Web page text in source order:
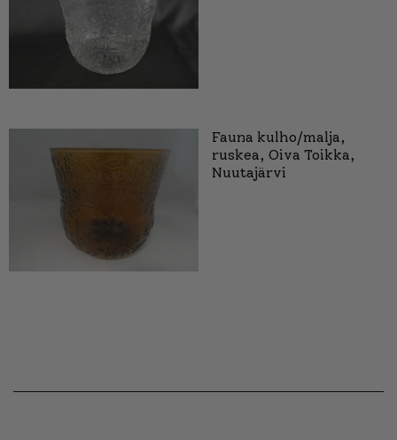
Fauna kulho/malja,
ruskea, Oiva Toikka,
Nuutajärvi